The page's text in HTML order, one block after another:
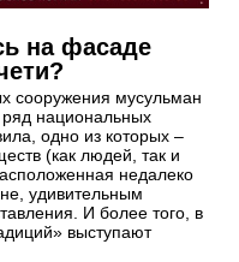
на фасаде
сооружения мусульман
национальных
одно из которых –
(как людей, так и
недалеко
удивительным
И более того, в
выступают